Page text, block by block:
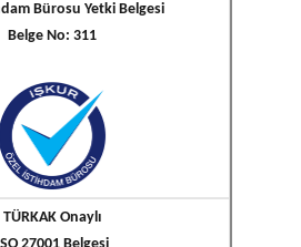
Bürosu Yetki Belgesi
Belge No: 311
TÜRKAK Onaylı